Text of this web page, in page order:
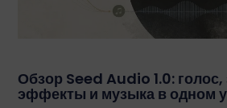
Обзор Seed Audio 1.0:
эффекты и музыка в одном